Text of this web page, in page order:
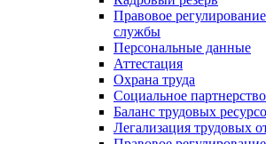
Правовое
службы
Персональные данные
Аттестация
Охрана труда
Социальное партнерство
Баланс трудовых
Легализация трудовых